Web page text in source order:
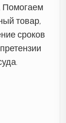
Помогаем
товар,
сроков